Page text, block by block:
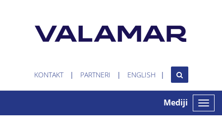
KONTAKT PARTNERI ENGLISH
Toggle
Mediji